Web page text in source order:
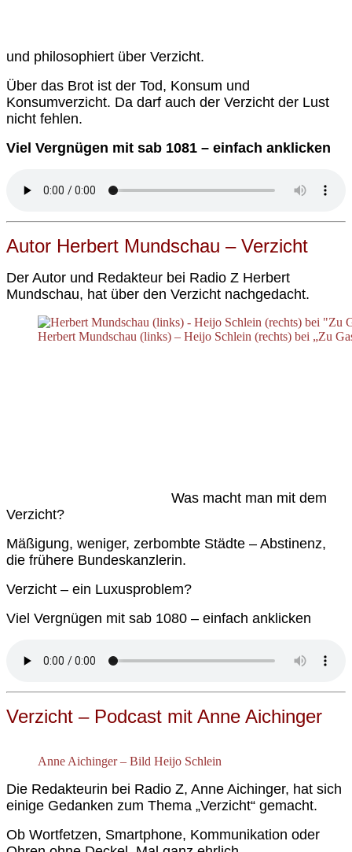
und philosophiert über Verzicht.
Über das Brot ist der Tod, Konsum und
Konsumverzicht. Da darf auch der Verzicht der Lust
nicht fehlen.
Viel Vergnügen mit sab 1081 – einfach anklicken
Autor Herbert Mundschau – Verzicht
Der Autor und Redakteur bei Radio Z Herbert
Mundschau, hat über den Verzicht nachgedacht.
Herbert Mundschau (links) – Heijo Schlein (rechts) bei „Zu
Was macht man mit dem
Verzicht?
Mäßigung, weniger, zerbombte Städte – Abstinenz,
die frühere Bundeskanzlerin.
Verzicht – ein Luxusproblem?
Viel Vergnügen mit sab 1080 – einfach anklicken
Verzicht – Podcast mit Anne Aichinger
Anne Aichinger – Bild Heijo Schlein
Die Redakteurin bei Radio Z, Anne Aichinger, hat sich
einige Gedanken zum Thema „Verzicht“ gemacht.
Ob Wortfetzen, Smartphone, Kommunikation oder